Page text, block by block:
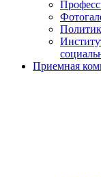
Приемная